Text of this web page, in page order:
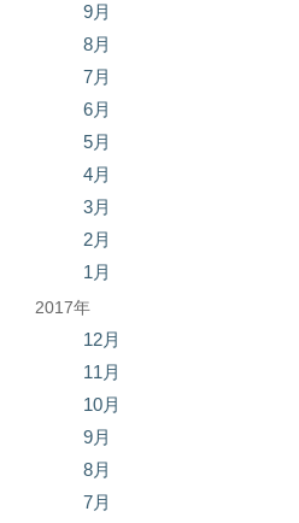
9月
8月
7月
6月
5月
4月
3月
2月
1月
2017年
12月
11月
10月
9月
8月
7月